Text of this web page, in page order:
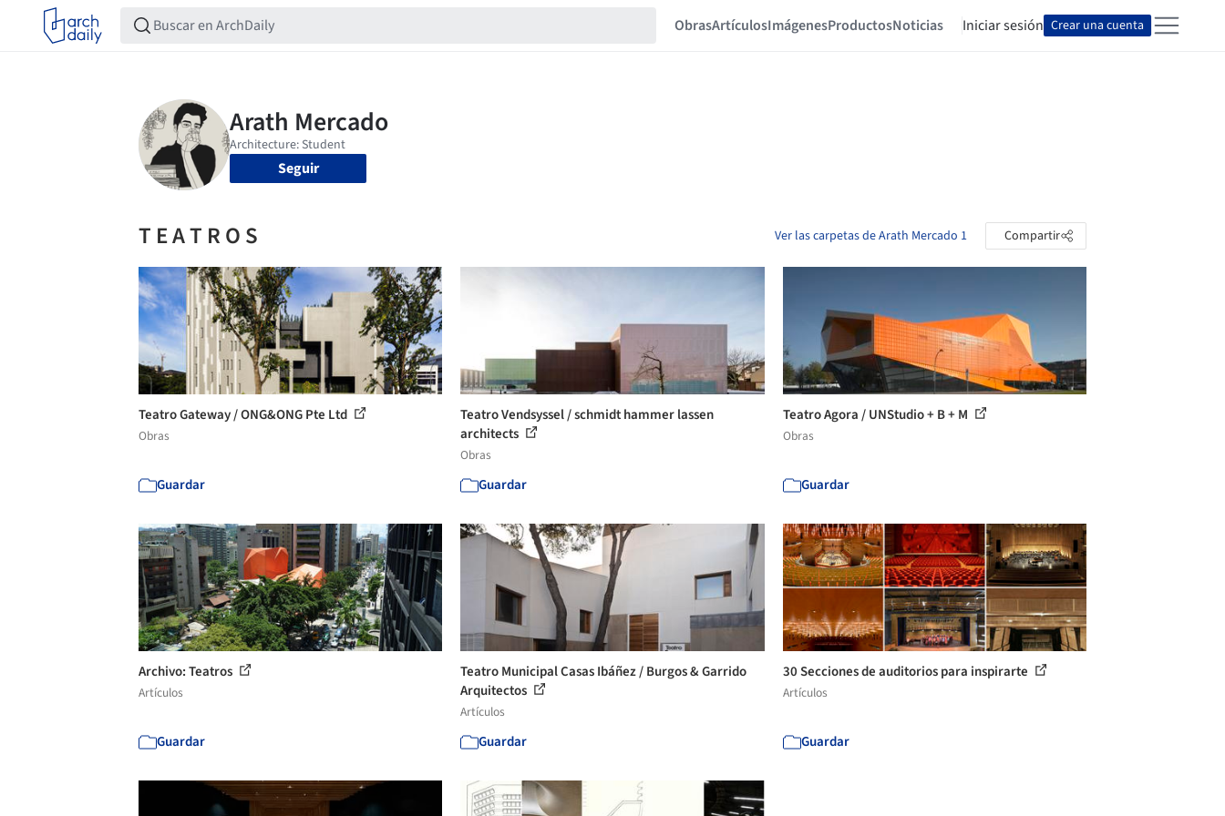
ObrasArtículosImágenesProductosNoticias Iniciar sesión Crear una cuenta
Seguir
T E A T R O S Ver las carpetas de Arath Mercado 1 Compartir
Teatro Gateway / ONG&ONG Pte Ltd
Obras
Guardar
Teatro Vendsyssel / schmidt hammer lassen
architects
Obras
Guardar
Teatro Agora / UNStudio + B + M
Obras
Guardar
Archivo: Teatros
Artículos
Guardar
Teatro Municipal Casas Ibáñez / Burgos & Garrido
Arquitectos
Artículos
Guardar
30 Secciones de auditorios para inspirarte
Artículos
Guardar